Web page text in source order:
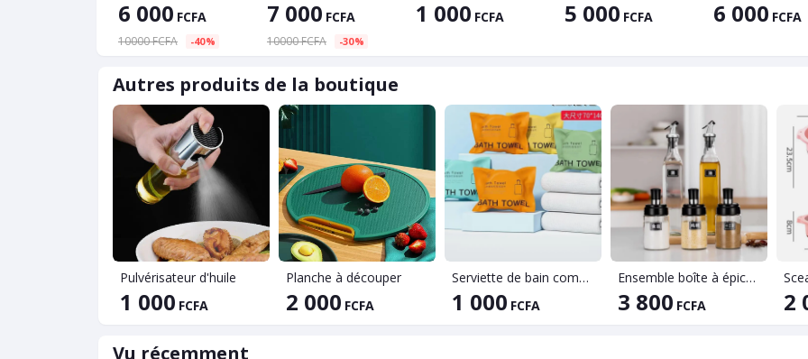
6 000 FCFA
10000 FCFA -40%
7 000 FCFA
10000 FCFA -30%
1 000 FCFA 5 000 FCFA 6 000 FCFA
Autres produits de la boutique
Pulvérisateur d'huile
1 000 FCFA
Planche à découper
2 000 FCFA
Serviette de bain compressé
1 000 FCFA
Ensemble boîte à épices et bouteille d'huile
3 800 FCFA 2
Vu récemment